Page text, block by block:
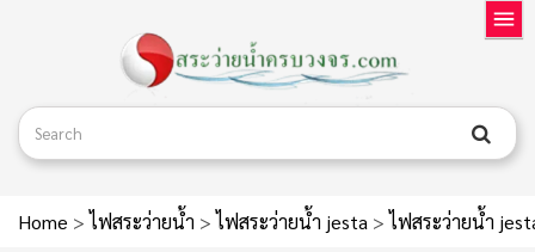
Home > ไฟสระว่ายน้ำ > ไฟสระว่ายน้ำ jesta > ไฟสระว่ายน้ำ